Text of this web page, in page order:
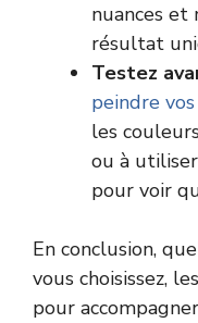
nuances
résultat
Testez
peindre
les
ou à
pour voir
En conclusion,
vous choisissez,
pour